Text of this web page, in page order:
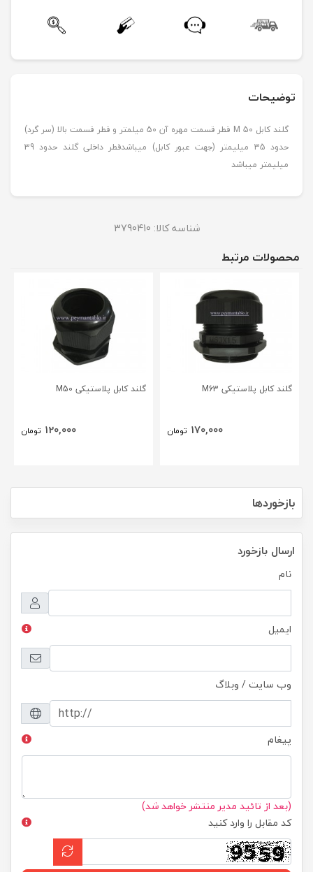
توضیحات
گلند کابل M 50 قطر قسمت مهره آن 50 میلمتر و قطر قسمت بالا (سر گرد)
حدود 35 میلیمتر (جهت عبور کابل) میباشدقطر داخلی گلند حدود 39
میلیمتر میباشد
شناسه کالا: 3790410
محصولات مرتبط
گلند کابل پلاستیکی M63
170,000 تومان
گلند کابل پلاستیکی M50
120,000 تومان
بازخوردها
ارسال بازخورد
نام
ایمیل
وب سایت / وبلاگ
پیغام
(بعد از تائید مدیر منتشر خواهد شد)
کد مقابل را وارد کنید